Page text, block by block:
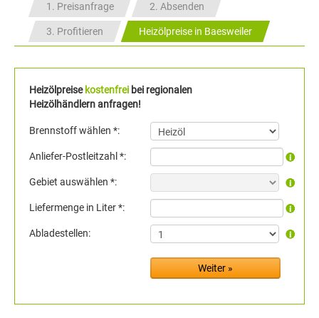
1. Preisanfrage 2. Absenden
3. Profitieren Heizölpreise in Baesweiler
Heizölpreise kostenfrei bei regionalen
Heizölhändlern anfragen!
Brennstoff wählen *:
Anliefer-Postleitzahl *:
Gebiet auswählen *:
Liefermenge in Liter *:
Abladestellen: